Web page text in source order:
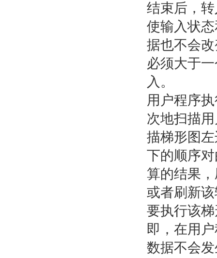
结束后，
使输入状
据也不会
必须大于
入。
用户程序
次地扫描
描梯形图
下的顺序
算的结果
或者刷新
要执行该
即，在用
数据不会